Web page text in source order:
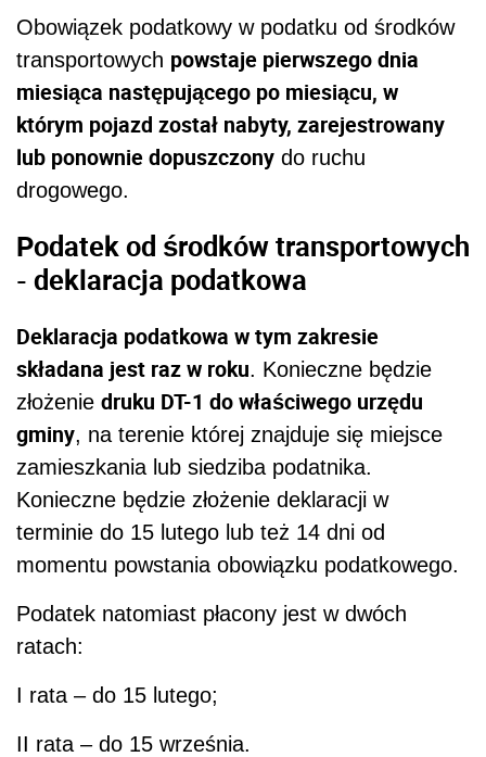
Obowiązek podatkowy w podatku od środków
transportowych powstaje pierwszego dnia
miesiąca następującego po miesiącu, w
którym pojazd został nabyty, zarejestrowany
lub ponownie dopuszczony do ruchu
drogowego.
Podatek od środków transportowych
- deklaracja podatkowa
Deklaracja podatkowa w tym zakresie
składana jest raz w roku. Konieczne będzie
złożenie druku DT-1 do właściwego urzędu
gminy, na terenie której znajduje się miejsce
zamieszkania lub siedziba podatnika.
Konieczne będzie złożenie deklaracji w
terminie do 15 lutego lub też 14 dni od
momentu powstania obowiązku podatkowego.
Podatek natomiast płacony jest w dwóch
ratach:
I rata – do 15 lutego;
II rata – do 15 września.